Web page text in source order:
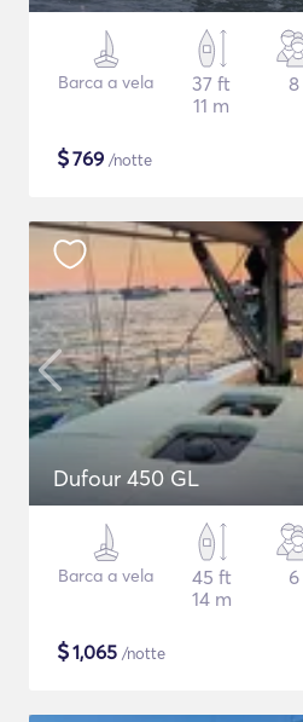
Barca a vela
37 ft
11 m
8
$769 /notte
Dufour 450 GL
Barca a vela
45 ft
14 m
6
$1,065 /notte